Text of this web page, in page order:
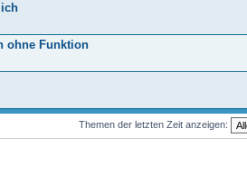
ohne Funktion
Themen der letzten Zeit anzeigen: